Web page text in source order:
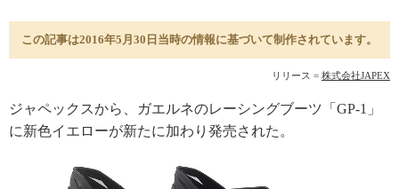
この記事は2016年5月30日当時の情報に基づいて制作されています。
リリース = 株式会社JAPEX
ジャペックスから、ガエルネのレーシングブーツ「GP-1」
に新色イエローが新たに加わり発売された。